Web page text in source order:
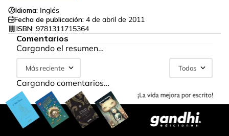
Idioma: Inglés
Fecha de publicación: 4 de abril de 2011
ISBN: 9781311715364
Comentarios
Cargando el resumen…
Más reciente Todos
Cargando comentarios…